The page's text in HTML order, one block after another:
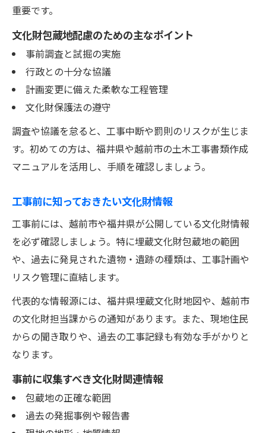
重要です。
文化財包蔵地配慮のための主なポイント
事前調査と試掘の実施
行政との十分な協議
計画変更に備えた柔軟な工程管理
文化財保護法の遵守
調査や協議を怠ると、工事中断や罰則のリスクが生じま
す。初めての方は、福井県や越前市の土木工事書類作成
マニュアルを活用し、手順を確認しましょう。
工事前に知っておきたい文化財情報
工事前には、越前市や福井県が公開している文化財情報
を必ず確認しましょう。特に埋蔵文化財包蔵地の範囲
や、過去に発見された遺物・遺跡の種類は、工事計画や
リスク管理に直結します。
代表的な情報源には、福井県埋蔵文化財地図や、越前市
の文化財担当課からの通知があります。また、現地住民
からの聞き取りや、過去の工事記録も有効な手がかりと
なります。
事前に収集すべき文化財関連情報
包蔵地の正確な範囲
過去の発掘事例や報告書